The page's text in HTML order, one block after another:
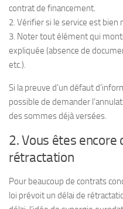
contrat de financement.
2. Vérifier si le service est bien
3. Noter tout élément qui
expliquée (absence de
etc.).
Si la preuve d’un défaut
possible de demander
des sommes déjà versées.
2. Vous êtes encore
rétractation
Pour beaucoup de contrats
loi prévoit un délai de